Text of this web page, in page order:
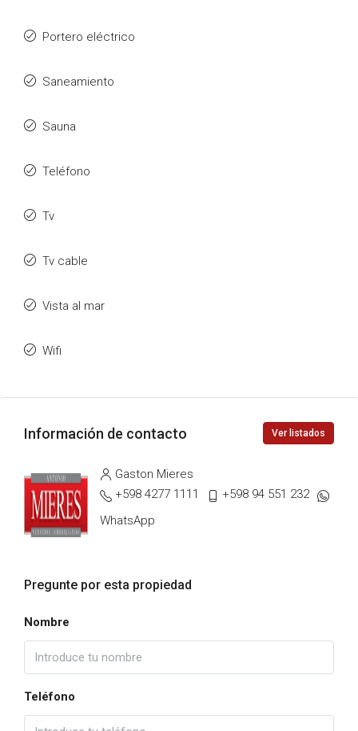
Portero eléctrico
Saneamiento
Sauna
Teléfono
Tv
Tv cable
Vista al mar
Wifi
Información de contacto Ver listados
Gaston Mieres
+598 4277 1111
+598 94 551 232
WhatsApp
Pregunte por esta propiedad
Nombre
Teléfono